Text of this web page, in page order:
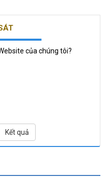
của chúng tôi?
Kết quả